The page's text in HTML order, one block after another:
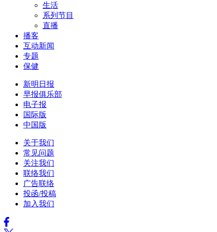
生活
系列节目
直播
播客
互动新闻
专题
保健
新明日报
早报俱乐部
电子报
国际版
中国版
关于我们
常见问题
关注我们
联络我们
广告联络
投函/投稿
加入我们